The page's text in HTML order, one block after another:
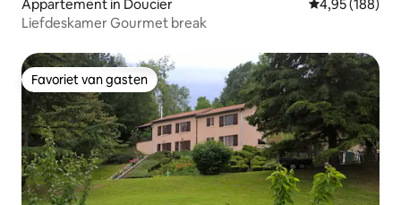
Appartement in Doucier Gemiddelde
4,95 (188)
Liefdeskamer Gourmet break
Favoriet van gasten
Favoriet van gasten